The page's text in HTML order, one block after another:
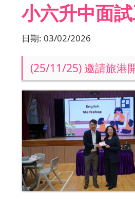
小六升中面
日期: 03/02/2026
(25/11/25) 邀請旅港